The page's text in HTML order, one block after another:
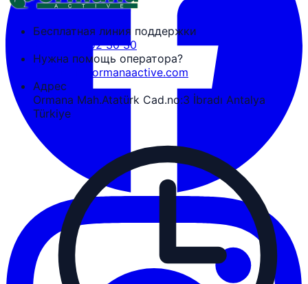
Бесплатная линия поддержки
+90 242 692 30 30
Нужна помощь оператора?
tozguven@ormanaactive.com
Адрес
Ormana Mah.Atatürk Cad.no:3 İbradı Antalya
Türkiye